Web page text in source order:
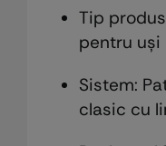
Tip
pentru
Sistem:
clasic cu